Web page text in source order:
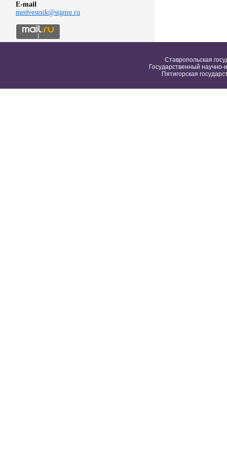
E-mail
medvestnik@stgmu.ru
Ставропольская
Государственный научно-
Пятигорская